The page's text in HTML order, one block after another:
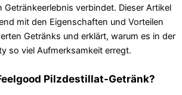
Getränkeerlebnis verbindet. Dieser Artikel
mit den Eigenschaften und Vorteilen
Getränks und erklärt, warum es in der
so viel Aufmerksamkeit erregt.
Pilzdestillat-Getränk?